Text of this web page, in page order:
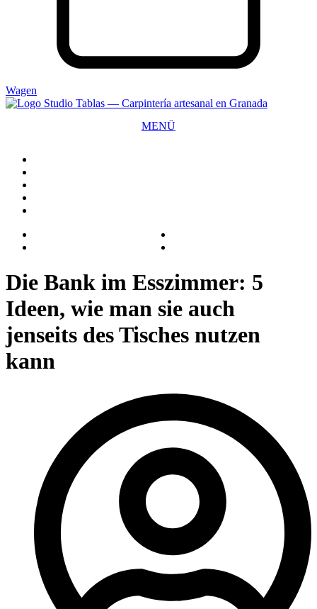
Wagen
MENÜ
Die Bank im Esszimmer: 5
Ideen, wie man sie auch
jenseits des Tisches nutzen
kann